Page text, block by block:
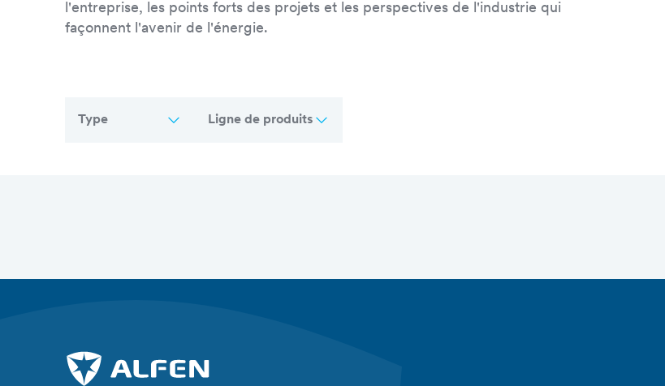
l'entreprise, les points forts des projets et les perspectives de l'industrie qui
façonnent l'avenir de l'énergie.
Type Ligne de produits